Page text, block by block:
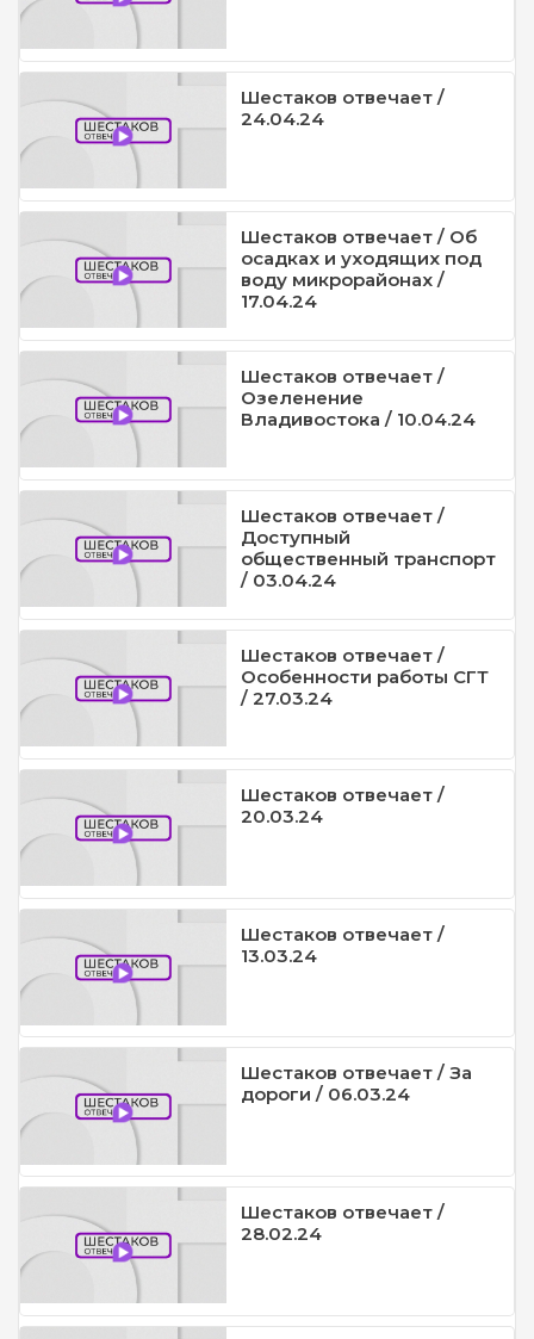
Шестаков отвечает /
24.04.24
Шестаков отвечает / Об
осадках и уходящих под
воду микрорайонах /
17.04.24
Шестаков отвечает /
Озеленение
Владивостока / 10.04.24
Шестаков отвечает /
Доступный
общественный транспорт
/ 03.04.24
Шестаков отвечает /
Особенности работы СГТ
/ 27.03.24
Шестаков отвечает /
20.03.24
Шестаков отвечает /
13.03.24
Шестаков отвечает / За
дороги / 06.03.24
Шестаков отвечает /
28.02.24